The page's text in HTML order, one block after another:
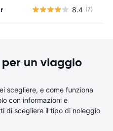
8.4 (7)
un viaggio
scegliere, e come funziona
con informazioni e
di scegliere il tipo di noleggio